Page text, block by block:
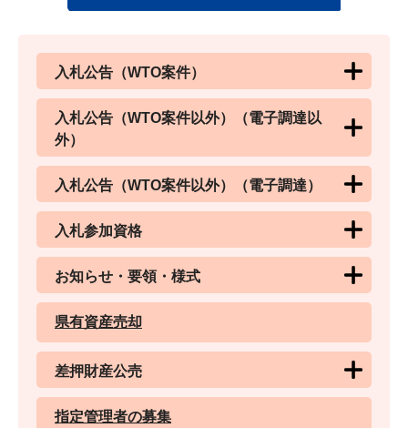
入札公告（WTO案件）
入札公告（WTO案件以外）（電子調達以
外）
入札公告（WTO案件以外）（電子調達）
入札参加資格
お知らせ・要領・様式
県有資産売却
差押財産公売
指定管理者の募集